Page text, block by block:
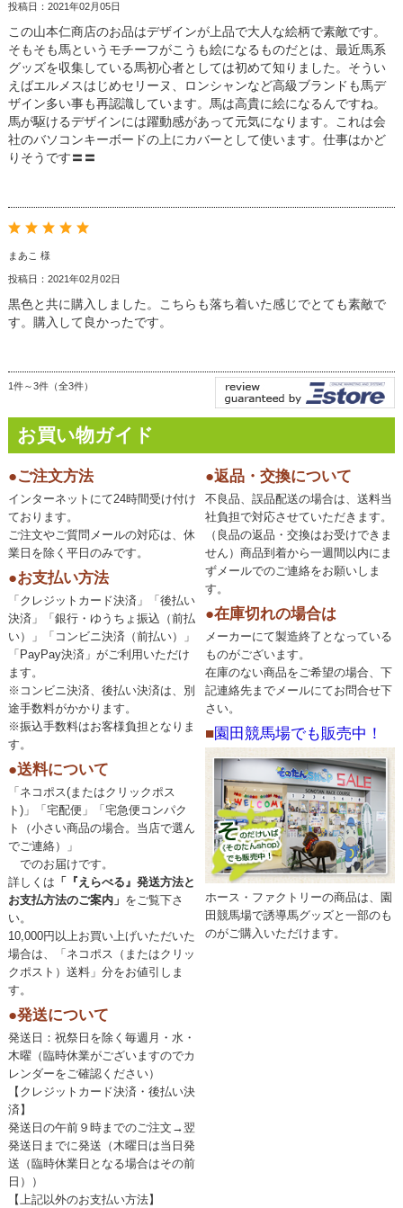
投稿日：2021年02月05日
この山本仁商店のお品はデザインが上品で大人な絵柄で素敵です。
そもそも馬というモチーフがこうも絵になるものだとは、最近馬系
グッズを収集している馬初心者としては初めて知りました。そうい
えばエルメスはじめセリーヌ、ロンシャンなど高級ブランドも馬デ
ザイン多い事も再認識しています。馬は高貴に絵になるんですね。
馬が駆けるデザインには躍動感があって元気になります。これは会
社のバソコンキーボードの上にカバーとして使います。仕事はかど
りそうです〓〓
まあこ 様
投稿日：2021年02月02日
黒色と共に購入しました。こちらも落ち着いた感じでとても素敵で
す。購入して良かったです。
1件～3件（全3件）
お買い物ガイド
●ご注文方法
インターネットにて24時間受け付け
ております。
ご注文やご質問メールの対応は、休
業日を除く平日のみです。
●お支払い方法
「クレジットカード決済」「後払い
決済」「銀行・ゆうちょ振込（前払
い）」「コンビニ決済（前払い）」
「PayPay決済」がご利用いただけ
ます。
※コンビニ決済、後払い決済は、別
途手数料がかかります。
※振込手数料はお客様負担となりま
す。
●送料について
「ネコポス(またはクリックポス
ト)」「宅配便」「宅急便コンパク
ト（小さい商品の場合。当店で選ん
でご連絡）」
でのお届けです。
詳しくは 「『えらべる』発送方法と
お支払方法のご案内」 をご覧下さ
い。
10,000円以上お買い上げいただいた
場合は、「ネコポス（またはクリッ
クポスト）送料」分をお値引しま
す。
●発送について
発送日：祝祭日を除く毎週月・水・
木曜（臨時休業がございますのでカ
レンダーをご確認ください）
【クレジットカード決済・後払い決
済】
発送日の午前９時までのご注文→翌
発送日までに発送（木曜日は当日発
送（臨時休業日となる場合はその前
日））
【上記以外のお支払い方法】
●返品・交換について
不良品、誤品配送の場合は、送料当
社負担で対応させていただきます。
（良品の返品・交換はお受けできま
せん）商品到着から一週間以内にま
ずメールでのご連絡をお願いしま
す。
●在庫切れの場合は
メーカーにて製造終了となっている
ものがございます。
在庫のない商品をご希望の場合、下
記連絡先までメールにてお問合せ下
さい。
■園田競馬場でも販売中！
ホース・ファクトリーの商品は、園
田競馬場で誘導馬グッズと一部のも
のがご購入いただけます。